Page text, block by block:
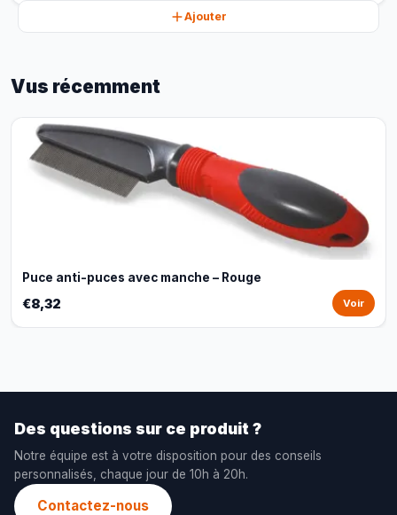
Ajouter
Vus récemment
Puce anti-puces avec manche – Rouge
€8,32 Voir
Des questions sur ce produit ?
Notre équipe est à votre disposition pour des conseils
personnalisés, chaque jour de 10h à 20h.
Contactez-nous